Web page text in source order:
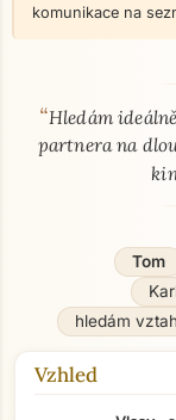
komunikace na
O mně -
“Hledám
partnera na
Tom
hledám
Vzhled